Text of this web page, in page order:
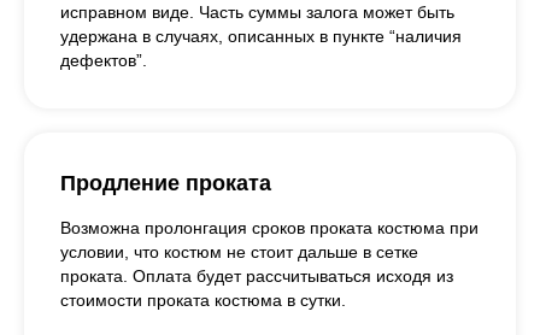
исправном виде. Часть суммы залога может быть
удержана в случаях, описанных в пункте “наличия
дефектов”.
Продление проката
Возможна пролонгация сроков проката костюма при
условии, что костюм не стоит дальше в сетке
проката. Оплата будет рассчитываться исходя из
стоимости проката костюма в сутки.